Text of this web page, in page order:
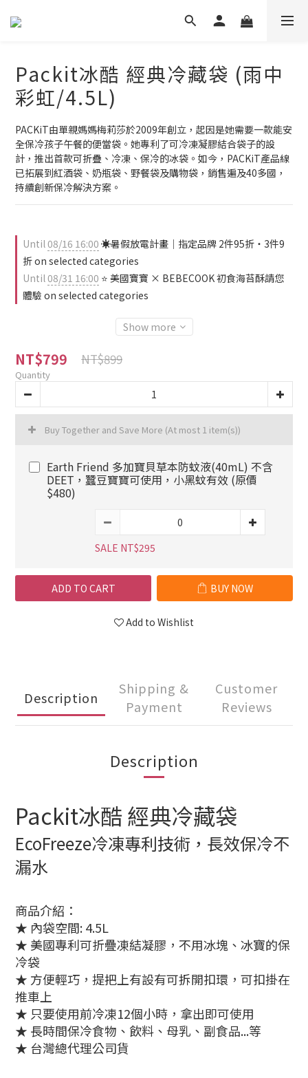
Packit冰酷 經典冷藏袋 (雨中
彩虹/4.5L)
PACKiT由單親媽媽梅莉莎於2009年創立，起因是她需要一款能安
全保冷孩子午餐的便當袋。她專利了可冷凍凝膠結合袋子的設
計，推出首款可折疊、冷凍、保冷的冰袋。如今，PACKiT產品線
已拓展到紅酒袋、奶瓶袋、野餐袋及購物袋，銷售遍及40多國，
持續創新保冷解決方案。
Until08/16 16:00 ☀️暑假放電計畫｜指定品牌 2件95折・3件9
折 on selected categories
Until08/31 16:00 ⭐ 美國寶寶 × BEBECOOK 初食海苔酥請您
體驗 on selected categories
Show more
NT$799 NT$899
Quantity
Buy Together and Save More (At most 1 item(s))
Earth Friend 多加寶貝草本防蚊液(40mL) 不含
DEET，蠶豆寶寶可使用，小黑蚊有效 (原價
$480)
SALE NT$295
ADD TO CART BUY NOW
Add to Wishlist
Description
Shipping &
Payment
Customer
Reviews
Description
Packit冰酷 經典冷藏袋
EcoFreeze冷凍專利技術，長效保冷不
漏水
商品介紹：
★ 內袋空間: 4.5L
★ 美國專利可折疊凍結凝膠，不用冰塊、冰寶的保
冷袋
★ 方便輕巧，提把上有設有可拆開扣環，可扣掛在
推車上
★ 只要使用前冷凍12個小時，拿出即可使用
★ 長時間保冷食物、飲料、母乳、副食品...等
★ 台灣總代理公司貨